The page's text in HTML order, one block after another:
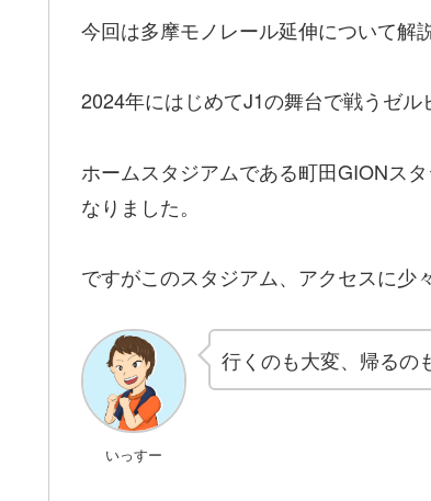
今回は多摩モノレール延伸について解
2024年にはじめてJ1の舞台で戦うゼル
ホームスタジアムである町田GIONス
なりました。
ですがこのスタジアム、アクセスに少
いっすー
行くのも大変、帰るの